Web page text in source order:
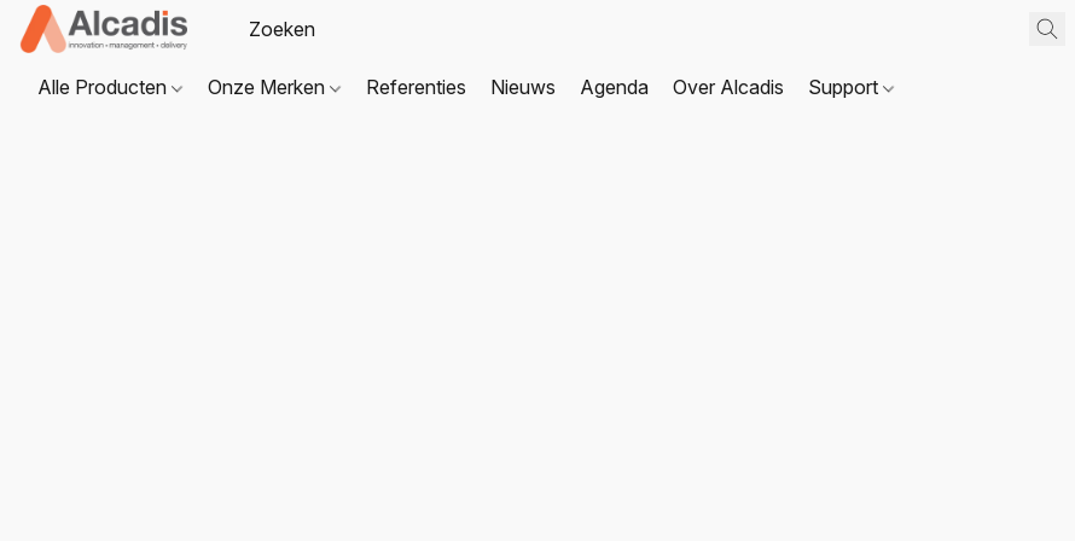
Alle Producten Onze Merken Referenties Nieuws Agenda Over Alcadis Support